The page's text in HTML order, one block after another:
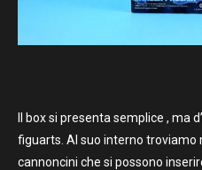
Il box si presenta semplice , ma
figuarts. Al suo interno troviamo
cannoncini che si possono